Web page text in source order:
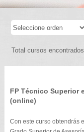
Total cursos
FP Técnico Superior
(online)
Con este curso obtendrás